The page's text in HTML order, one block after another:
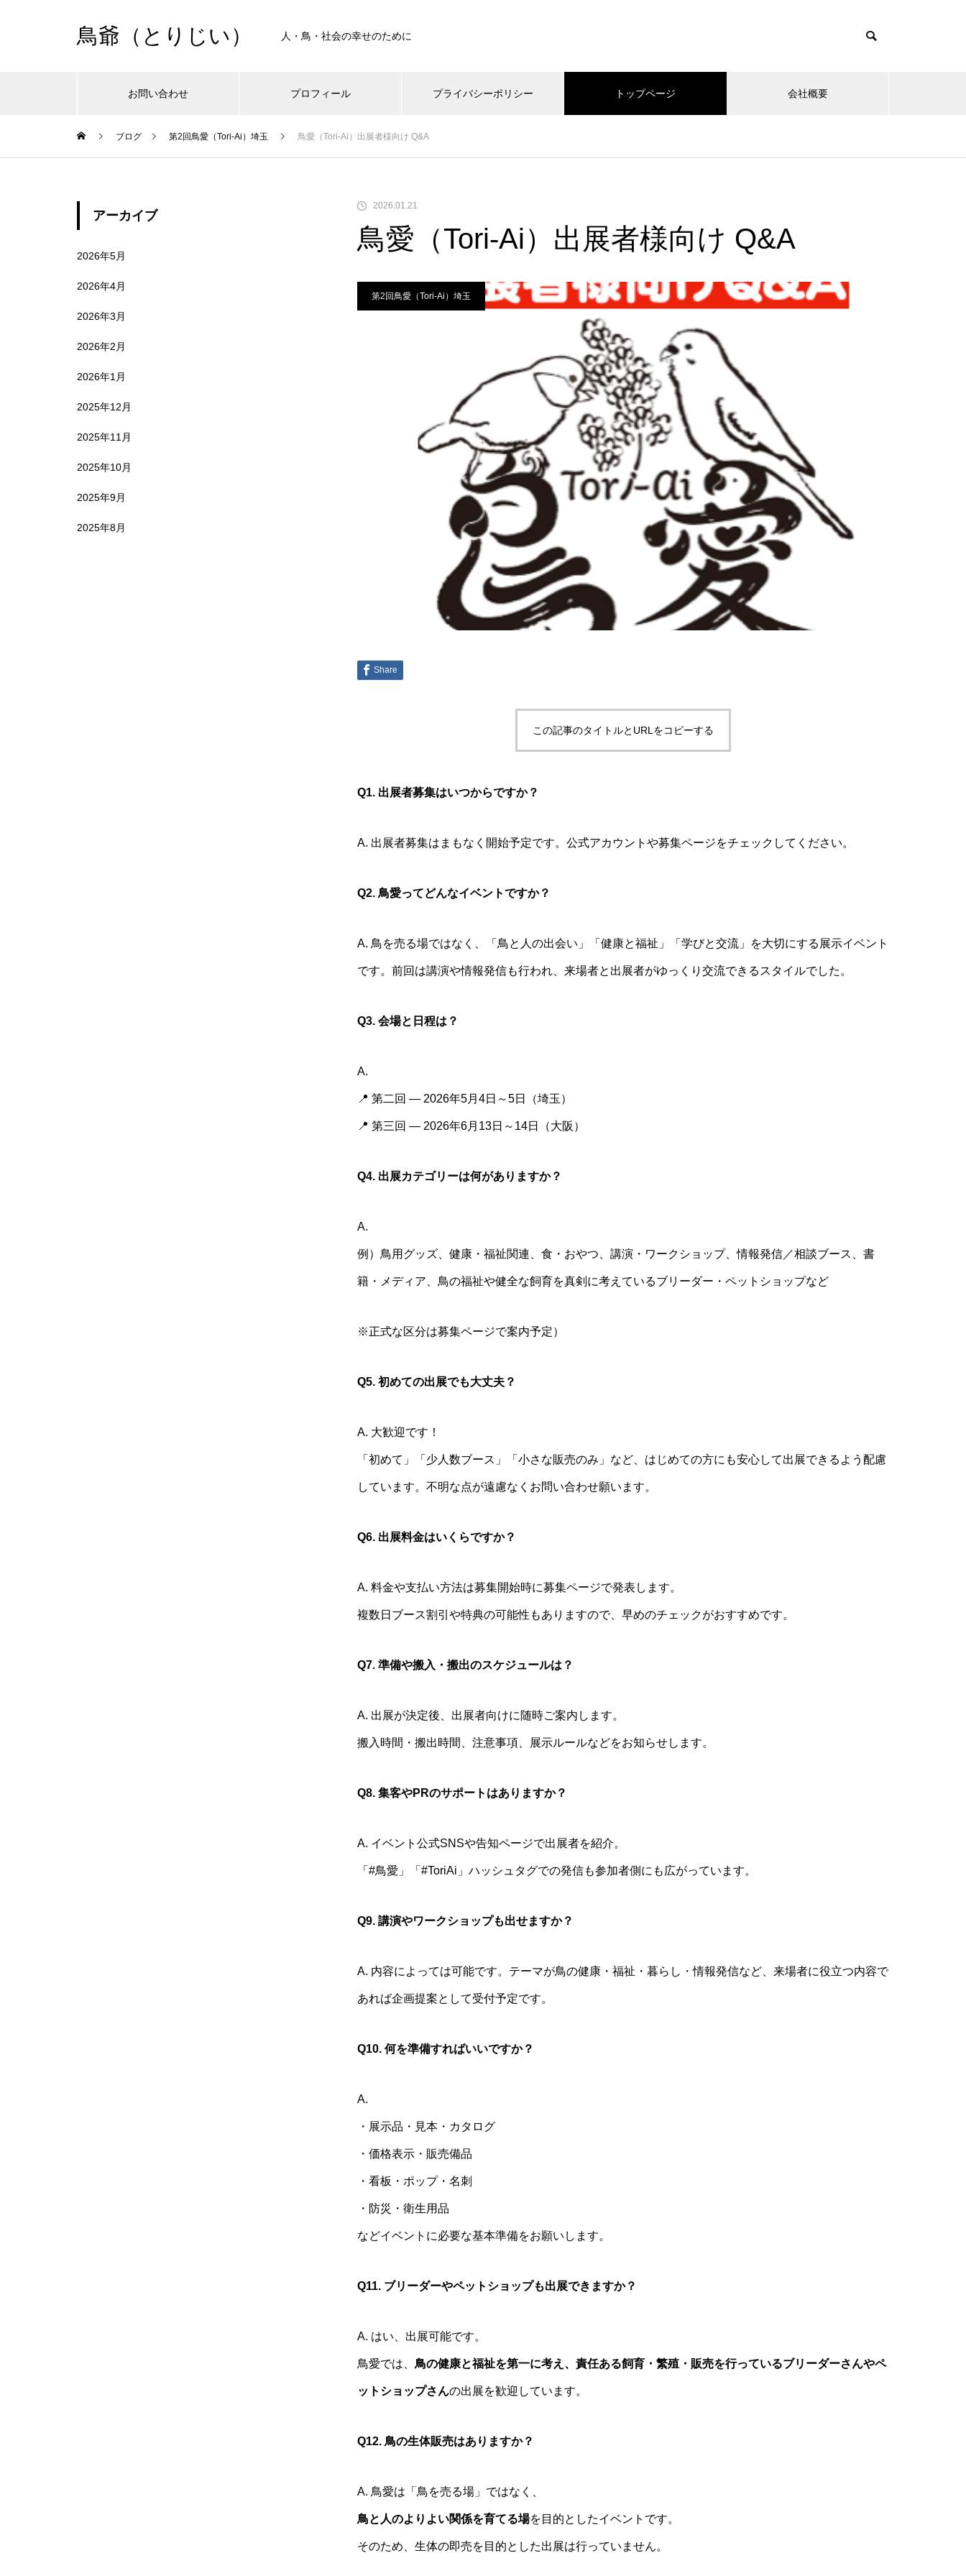
鳥爺（とりじい） 人・鳥・社会の幸せのために
お問い合わせ プロフィール プライバシーポリシー トップページ 会社概要
Warning
/home/xs367567/bird0615.com/public_html/wp-content/themes/muum_tcd085/functions/menu.php
ブログ 第2回鳥愛（Tori-Ai）埼玉 鳥愛（Tori-Ai）出展者様向け Q&A
2026.01.21
鳥愛（Tori-Ai）出展者様向け Q&A
第2回鳥愛（Tori-Ai）埼玉
Share
この記事のタイトルとURLをコピーする
Q1. 出展者募集はいつからですか？
A. 出展者募集はまもなく開始予定です。公式アカウントや募集ページをチェックしてください。
Q2. 鳥愛ってどんなイベントですか？
A. 鳥を売る場ではなく、「鳥と人の出会い」「健康と福祉」「学びと交流」を大切にする展示イベント
です。前回は講演や情報発信も行われ、来場者と出展者がゆっくり交流できるスタイルでした。
Q3. 会場と日程は？
A.
📍 第二回 ― 2026年5月4日～5日（埼玉）
📍 第三回 ― 2026年6月13日～14日（大阪）
Q4. 出展カテゴリーは何がありますか？
A.
例）鳥用グッズ、健康・福祉関連、食・おやつ、講演・ワークショップ、情報発信／相談ブース、書
籍・メディア、鳥の福祉や健全な飼育を真剣に考えているブリーダー・ペットショップなど
※正式な区分は募集ページで案内予定）
Q5. 初めての出展でも大丈夫？
A. 大歓迎です！
「初めて」「少人数ブース」「小さな販売のみ」など、はじめての方にも安心して出展できるよう配慮
しています。不明な点が遠慮なくお問い合わせ願います。
Q6. 出展料金はいくらですか？
A. 料金や支払い方法は募集開始時に募集ページで発表します。
複数日ブース割引や特典の可能性もありますので、早めのチェックがおすすめです。
Q7. 準備や搬入・搬出のスケジュールは？
A. 出展が決定後、出展者向けに随時ご案内します。
搬入時間・搬出時間、注意事項、展示ルールなどをお知らせします。
Q8. 集客やPRのサポートはありますか？
A. イベント公式SNSや告知ページで出展者を紹介。
「#鳥愛」「#ToriAi」ハッシュタグでの発信も参加者側にも広がっています。
Q9. 講演やワークショップも出せますか？
A. 内容によっては可能です。テーマが鳥の健康・福祉・暮らし・情報発信など、来場者に役立つ内容で
あれば企画提案として受付予定です。
Q10. 何を準備すればいいですか？
A.
・展示品・見本・カタログ
・価格表示・販売備品
・看板・ポップ・名刺
・防災・衛生用品
などイベントに必要な基本準備をお願いします。
Q11. ブリーダーやペットショップも出展できますか？
A. はい、出展可能です。
鳥愛では、 鳥の健康と福祉を第一に考え、責任ある飼育・繁殖・販売を行っているブリーダーさんやペ
ットショップさんの出展を歓迎しています。
Q12. 鳥の生体販売はありますか？
A. 鳥愛は「鳥を売る場」ではなく、
鳥と人のよりよい関係を育てる場を目的としたイベントです。
そのため、生体の即売を目的とした出展は行っていません。
アーカイブ
2026年5月
2026年4月
2026年3月
2026年2月
2026年1月
2025年12月
2025年11月
2025年10月
2025年9月
2025年8月